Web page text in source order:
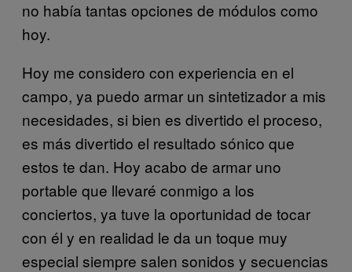
no había tantas opciones de módulos como
hoy.
Hoy me considero con experiencia en el
campo, ya puedo armar un sintetizador a mis
necesidades, si bien es divertido el proceso,
es más divertido el resultado sónico que
estos te dan. Hoy acabo de armar uno
portable que llevaré conmigo a los
conciertos, ya tuve la oportunidad de tocar
con él y en realidad le da un toque muy
especial siempre salen sonidos y secuencias